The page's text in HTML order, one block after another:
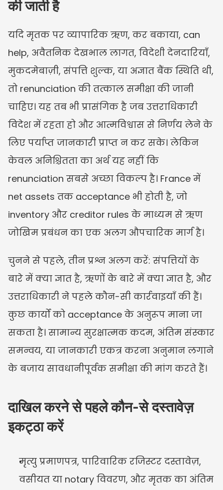
की जाती है
यदि मृतक पर व्यापारिक ऋण, कर बकाया, can
help, अवैतनिक देखभाल लागत, विदेशी देनदारियाँ,
मुकदमेबाज़ी, संपत्ति शुल्क, या अज्ञात बैंक स्थिति थी,
तो renunciation की तत्काल समीक्षा की जानी
चाहिए। यह तब भी प्रासंगिक है जब उत्तराधिकारी
विदेश में रहता हो और आत्मविश्वास से निर्णय लेने के
लिए पर्याप्त जानकारी प्राप्त न कर सके। लेकिन
केवल अनिश्चितता का अर्थ यह नहीं कि
renunciation सबसे अच्छा विकल्प है। France में
net assets तक acceptance भी होती है, जो
inventory और creditor rules के माध्यम से ऋण
जोखिम प्रबंधन का एक अलग औपचारिक मार्ग है।
चुनने से पहले, तीन प्रश्न अलग करें: संपत्तियों के
बारे में क्या ज्ञात है, ऋणों के बारे में क्या ज्ञात है, और
उत्तराधिकारी ने पहले कौन-सी कार्रवाइयाँ की हैं।
कुछ कार्यों को acceptance के अनुरूप माना जा
सकता है। सामान्य सुरक्षात्मक कदम, अंतिम संस्कार
समन्वय, या जानकारी एकत्र करना अनुमान लगाने
के बजाय सावधानीपूर्वक समीक्षा की मांग करते हैं।
दाखिल करने से पहले कौन-से दस्तावेज़
इकट्ठा करें
मृत्यु प्रमाणपत्र, पारिवारिक रजिस्टर दस्तावेज़,
वसीयत या notary विवरण, और मृतक का अंतिम